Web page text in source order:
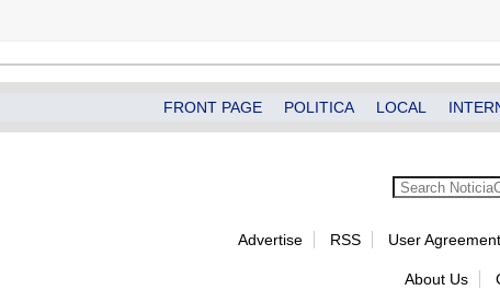
FRONT PAGE POLITICA LOCAL
Advertise RSS User Agreement
About Us